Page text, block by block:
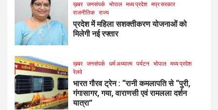
ख़बर जनसंपर्क भोपाल मध्य प्रदेश मप्र सरकार
राजनीतिक राज्य
प्रदेश में महिला सशक्तीकरण योजनाओं को
मिलेगी नई रफ्तार
ख़बर जनसंपर्क धर्म अध्यात्म पर्यटन भोपाल मध्य प्रदेश
रेलवे
भारत गौरव ट्रेन : “रानी कमलापति से “पुरी,
गंगासागर, गया, वाराणसी एवं रामलला दर्शन
यात्रा”